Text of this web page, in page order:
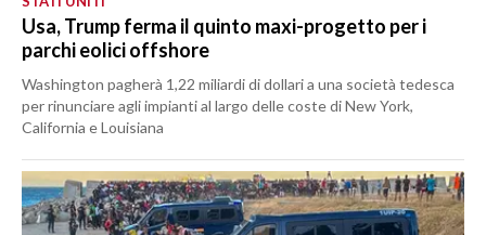
Usa, Trump ferma il quinto maxi-progetto per i
parchi eolici offshore
Washington pagherà 1,22 miliardi di dollari a una società tedesca
per rinunciare agli impianti al largo delle coste di New York,
California e Louisiana